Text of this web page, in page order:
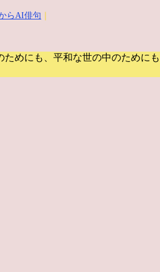
らAI俳句
ためにも、平和な世の中のために